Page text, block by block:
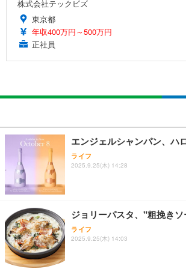
株式会社テックビズ
東京都
年収400万円～500万円
正社員
エンジェルシャンパン、ハ
ライフ
2025.9.25(木) 14:28
ジョリーパスタ、"粗挽き
ライフ
2025.9.25(木) 14:03